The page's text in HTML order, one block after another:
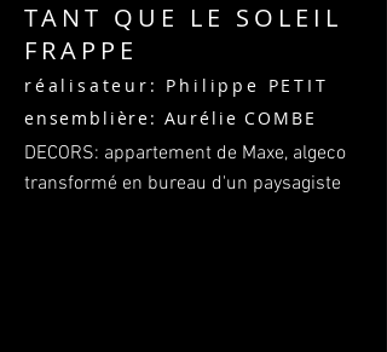
TANT QUE LE SOLEIL
FRAPPE
réalisateur: Philippe PETIT
ensemblière: Aurélie COMBE
DECORS: appartement de Maxe, algeco
transformé en bureau d'un paysagiste